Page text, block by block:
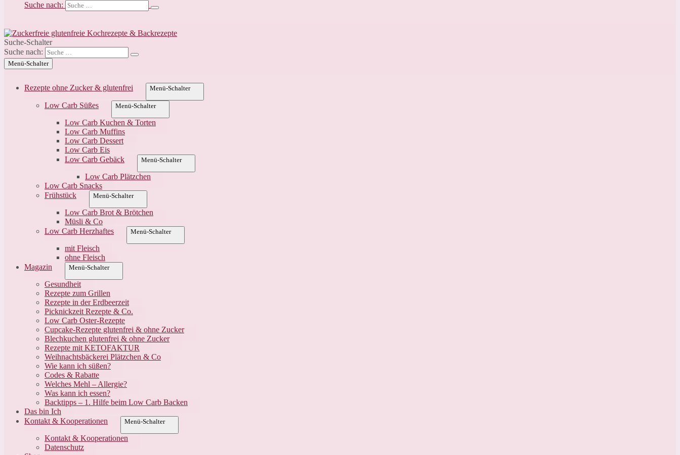
Suche nach:
Suche-Schalter
Suche nach:
Menü-Schalter
Rezepte ohne Zucker & glutenfrei Menü-Schalter
Low Carb Süßes Menü-Schalter
Low Carb Kuchen & Torten
Low Carb Muffins
Low Carb Dessert
Low Carb Eis
Low Carb Gebäck
Menü-Schalter
Low Carb Plätzchen
Low Carb Snacks
Frühstück
Menü-Schalter
Low Carb Brot & Brötchen
Müsli & Co
Low Carb Herzhaftes
Menü-Schalter
mit Fleisch
ohne Fleisch
Magazin
Menü-Schalter
Gesundheit
Rezepte zum Grillen
Rezepte in der Erdbeerzeit
Picknickzeit Rezepte & Co.
Low Carb Oster-Rezepte
Cupcake-Rezepte glutenfrei & ohne Zucker
Blechkuchen glutenfrei & ohne Zucker
Rezepte mit KETOFAKTUR
Weihnachtsbäckerei Plätzchen & Co
Wie kann ich süßen?
Codes & Rabatte
Welches Mehl – Allergie?
Was kann ich essen?
Backtipps – 1. Hilfe beim Low Carb Backen
Das bin Ich
Kontakt & Kooperationen
Menü-Schalter
Kontakt & Kooperationen
Datenschutz